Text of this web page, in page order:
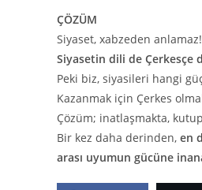
ÇÖZÜM
Siyaset, xabzeden anlamaz!
Siyasetin dili de Çerkesçe
Peki biz, siyasileri hangi
Kazanmak için Çerkes
Çözüm; inatlaşmakta,
Bir kez daha derinden, en
arası uyumun gücüne